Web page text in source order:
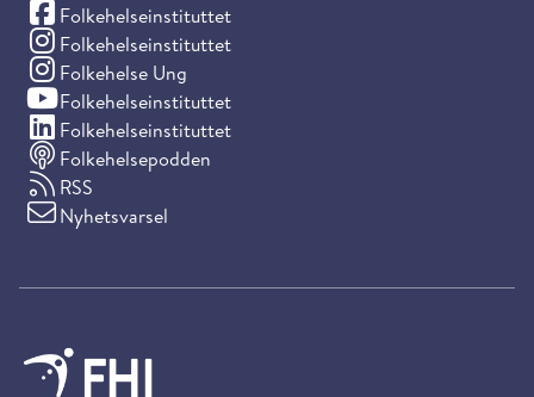
Folkehelseinstituttet
(Facebook)
Folkehelseinstituttet
(Instagram)
Folkehelse Ung
(Instagram)
Folkehelseinstituttet
(YouTube)
Folkehelseinstituttet
(LinkedIn)
Folkehelsepodden
RSS
Nyhetsvarsel